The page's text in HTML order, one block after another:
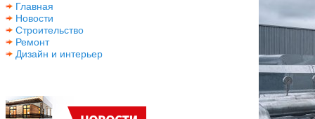
Главная
Новости
Строительство
Ремонт
Дизайн и интерьер